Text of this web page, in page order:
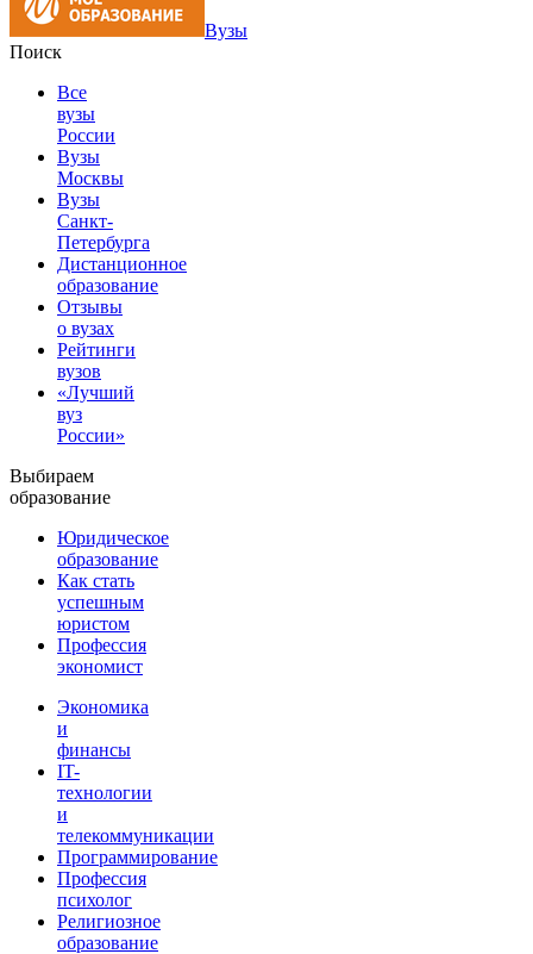
Вузы
Поиск
Все
вузы
России
Вузы
Москвы
Вузы
Санкт-
Петербурга
Дистанционное
образование
Отзывы
о вузах
Рейтинги
вузов
«Лучший
вуз
России»
Выбираем
образование
Юридическое
образование
Как стать
успешным
юристом
Профессия
экономист
Экономика
и
финансы
IT-
технологии
и
телекоммуникации
Программирование
Профессия
психолог
Религиозное
образование